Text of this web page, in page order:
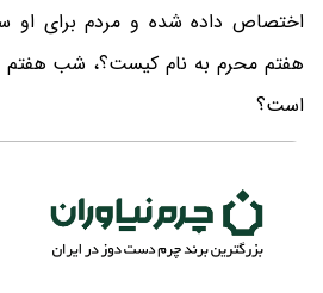
اختصاص داده شده و مردم برای او
هفتم محرم به نام کیست؟، شب
است؟